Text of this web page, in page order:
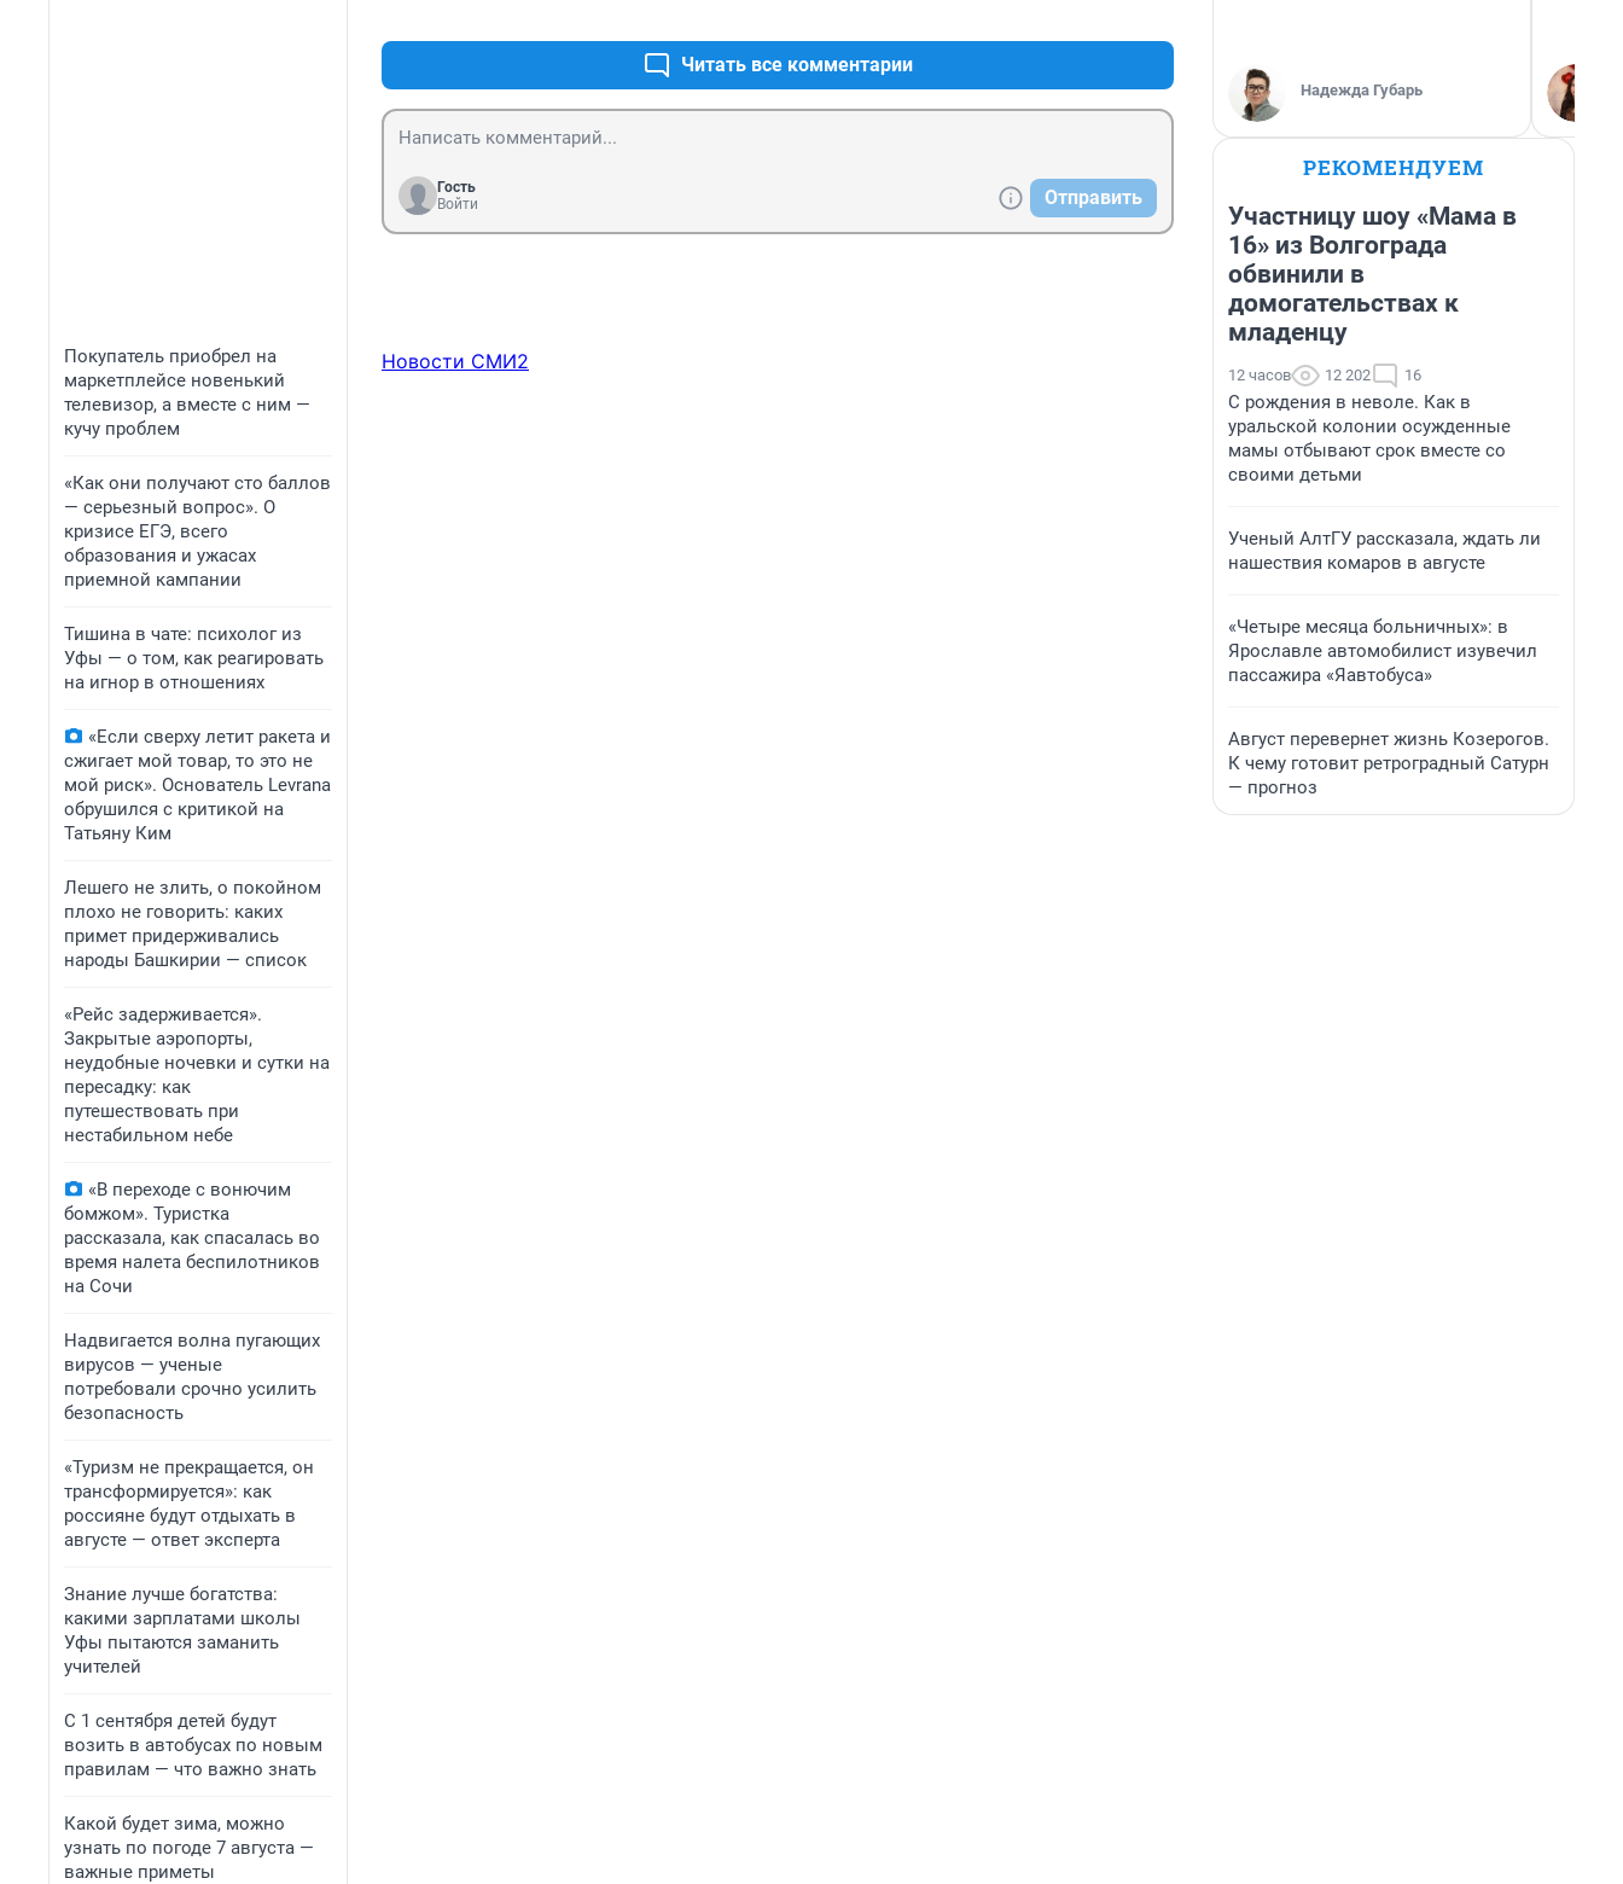
Покупатель приобрел на
маркетплейсе новенький
телевизор, а вместе с ним —
кучу проблем
«Как они получают сто баллов
— серьезный вопрос». О
кризисе ЕГЭ, всего
образования и ужасах
приемной кампании
Тишина в чате: психолог из
Уфы — о том, как реагировать
на игнор в отношениях
«Если сверху летит ракета и
сжигает мой товар, то это не
мой риск». Основатель Levrana
обрушился с критикой на
Татьяну Ким
Лешего не злить, о покойном
плохо не говорить: каких
примет придерживались
народы Башкирии — список
«Рейс задерживается».
Закрытые аэропорты,
неудобные ночевки и сутки на
пересадку: как
путешествовать при
нестабильном небе
«В переходе с вонючим
бомжом». Туристка
рассказала, как спасалась во
время налета беспилотников
на Сочи
Надвигается волна пугающих
вирусов — ученые
потребовали срочно усилить
безопасность
«Туризм не прекращается, он
трансформируется»: как
россияне будут отдыхать в
августе — ответ эксперта
Знание лучше богатства:
какими зарплатами школы
Уфы пытаются заманить
учителей
С 1 сентября детей будут
возить в автобусах по новым
правилам — что важно знать
Какой будет зима, можно
узнать по погоде 7 августа —
важные приметы
Читать все комментарии
Гость
Войти
Отправить
Новости СМИ2
Надежда Губарь
РЕКОМЕНДУЕМ
Участницу шоу «Мама в
16» из Волгограда
обвинили в
домогательствах к
младенцу
12 часов 12 202 16
С рождения в неволе. Как в
уральской колонии осужденные
мамы отбывают срок вместе со
своими детьми
Ученый АлтГУ рассказала, ждать ли
нашествия комаров в августе
«Четыре месяца больничных»: в
Ярославле автомобилист изувечил
пассажира «Яавтобуса»
Август перевернет жизнь Козерогов.
К чему готовит ретроградный Сатурн
— прогноз